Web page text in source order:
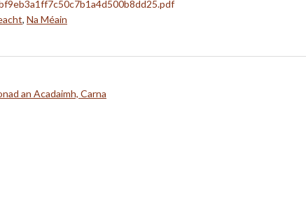
, Na Méain
an Acadaimh, Carna